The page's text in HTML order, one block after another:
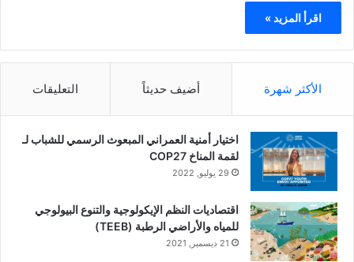
اقرأ المزيد »
الأكثر شهرة أضيف حديثاً التعليقات
اختيار أمنية العمراني المبعوث الرسمي للشباب لـ
لقمة المناخ COP27
29 يوليو, 2022
اقتصاديات النظم الإيكولوجية والتنوع البيولوجي
للمياه والأراضي الرطبة (TEEB)
21 ديسمبر, 2021